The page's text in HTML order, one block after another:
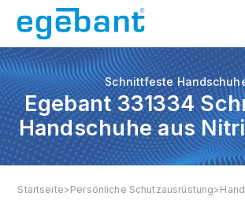
Schnittfeste
Egebant 331334
Handschuhe aus
Startseite>Persönliche Schutzausrüstung>